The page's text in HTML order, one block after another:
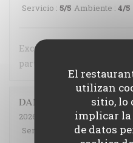
El
utilizan
sitio, lo
implicar la
de datos
Servicio : 5/5 Ambiente : 4/5
Excellent restaurant , les
partir de produits locaux
DANIEL
2026-07-31
- 12:15 - Invitados 2
Servicio
Ambiente: 4/5